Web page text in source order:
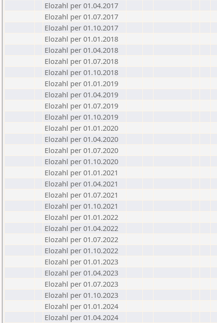
Elozahl per 01.04.2017
Elozahl per 01.07.2017
Elozahl per 01.10.2017
Elozahl per 01.01.2018
Elozahl per 01.04.2018
Elozahl per 01.07.2018
Elozahl per 01.10.2018
Elozahl per 01.01.2019
Elozahl per 01.04.2019
Elozahl per 01.07.2019
Elozahl per 01.10.2019
Elozahl per 01.01.2020
Elozahl per 01.04.2020
Elozahl per 01.07.2020
Elozahl per 01.10.2020
Elozahl per 01.01.2021
Elozahl per 01.04.2021
Elozahl per 01.07.2021
Elozahl per 01.10.2021
Elozahl per 01.01.2022
Elozahl per 01.04.2022
Elozahl per 01.07.2022
Elozahl per 01.10.2022
Elozahl per 01.01.2023
Elozahl per 01.04.2023
Elozahl per 01.07.2023
Elozahl per 01.10.2023
Elozahl per 01.01.2024
Elozahl per 01.04.2024